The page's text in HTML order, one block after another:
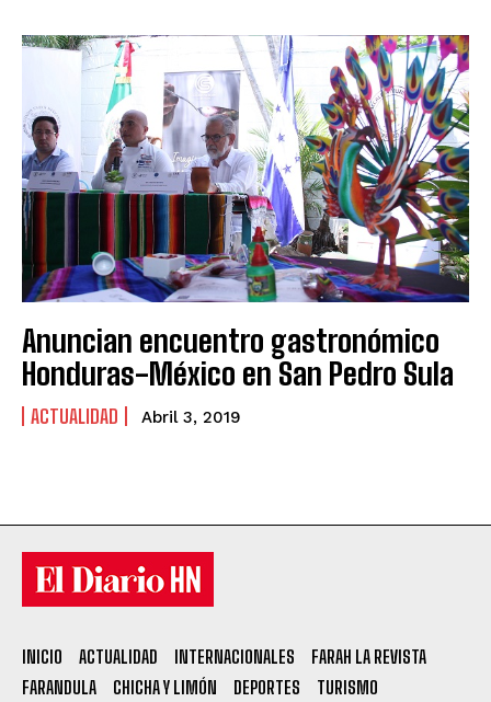
Anuncian encuentro gastronómico
Honduras-México en San Pedro Sula
ACTUALIDAD Abril 3, 2019
INICIO ACTUALIDAD INTERNACIONALES
FARAH LA REVISTA
FARANDULA
CHICHA Y LIMÓN DEPORTES TURISMO